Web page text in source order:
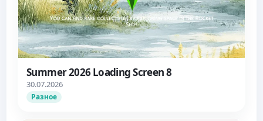
Summer 2026 Loading Screen 8
30.07.2026
Разное